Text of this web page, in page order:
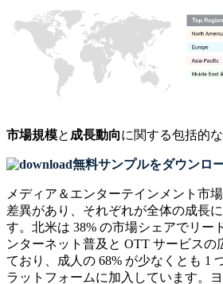
市場規模と 成長動向に関する包括的
無料サンプルをダウンロ
メディア＆エンターテインメント市
差異があり、それぞれが全体の成長
す。北米は 38% の市場シェアでリー
ンターネット普及と OTT サービスの
ており、成人の 68% が少なくとも 1
ラットフォームに加入しています。